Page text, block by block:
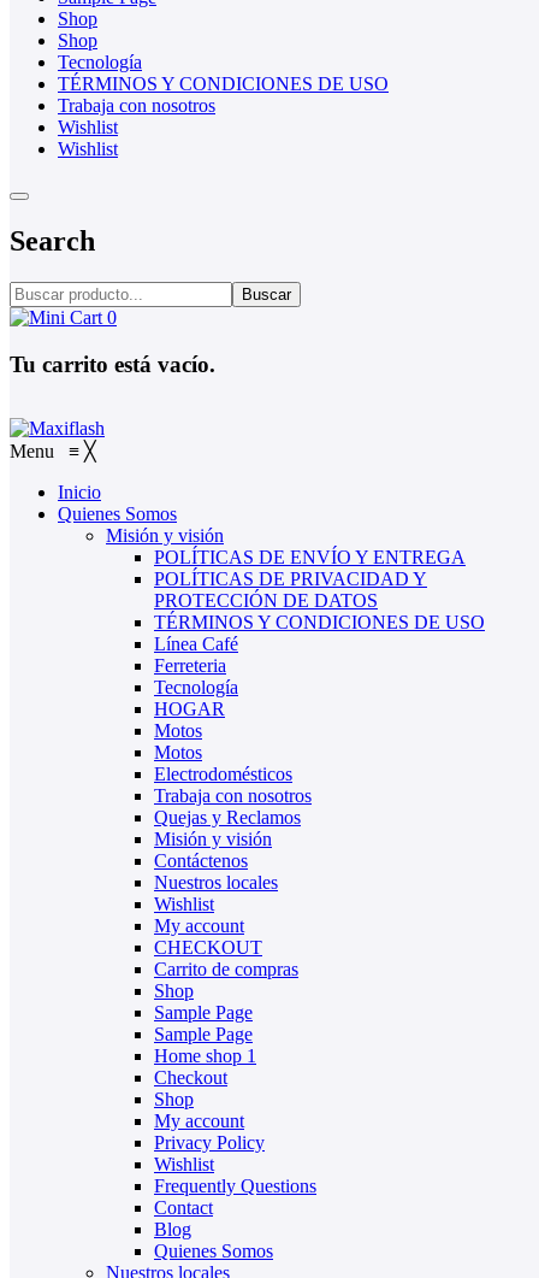
Shop
Shop
Tecnología
TÉRMINOS Y CONDICIONES DE USO
Trabaja con nosotros
Wishlist
Wishlist
Search
Buscar
0
Tu carrito está vacío.
Menu ≡ ╳
Inicio
Quienes Somos
Misión y visión
POLÍTICAS DE ENVÍO Y ENTREGA
POLÍTICAS DE PRIVACIDAD Y
PROTECCIÓN DE DATOS
TÉRMINOS Y CONDICIONES DE USO
Línea Café
Ferreteria
Tecnología
HOGAR
Motos
Motos
Electrodomésticos
Trabaja con nosotros
Quejas y Reclamos
Misión y visión
Contáctenos
Nuestros locales
Wishlist
My account
CHECKOUT
Carrito de compras
Shop
Sample Page
Sample Page
Home shop 1
Checkout
Shop
My account
Privacy Policy
Wishlist
Frequently Questions
Contact
Blog
Quienes Somos
Nuestros locales